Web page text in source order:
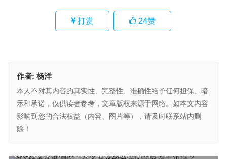
打赏 24赞
作者: 杨洋
本人不对其内容的真实性、完整性、准确性给予任何担保、暗
示和承诺，仅供读者参考，文章版权来源于网络。如本文内容
影响到您的合法权益（内容、图片等），请及时联系站内删
除！
9大维度深度测评：八大专家级益生菌品牌谁主沉浮？